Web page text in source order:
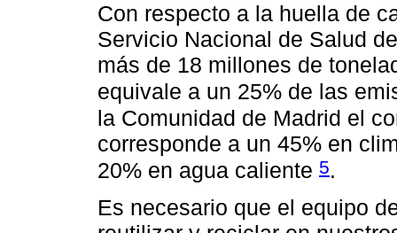
Con respecto a la huella de
Servicio Nacional de Salud
más de 18 millones de
equivale a un 25% de las
la Comunidad de Madrid el
corresponde a un 45% en
20% en agua caliente 5.
Es necesario que el equipo